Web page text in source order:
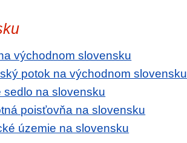
východnom slovensku
potok na východnom slovensku
sedlo na slovensku
poisťovňa na slovensku
územie na slovensku